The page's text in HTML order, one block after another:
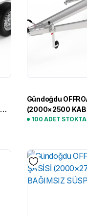
Gündoğdu
(2000×2500
100 ADET STOKTA